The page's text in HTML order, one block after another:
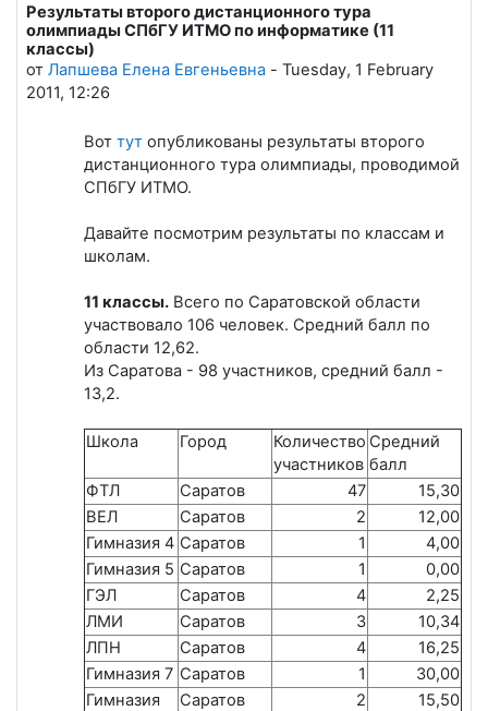
Результаты второго дистанционного тура
олимпиады СПбГУ ИТМО по информатике (11
классы)
от Лапшева Елена Евгеньевна - Tuesday, 1 February
2011, 12:26
Количество ответов: 0
Вот тут опубликованы результаты второго
дистанционного тура олимпиады, проводимой
СПбГУ ИТМО.
Давайте посмотрим результаты по классам и
школам.
11 классы. Всего по Саратовской области
участвовало 106 человек. Средний балл по
области 12,62.
Из Саратова - 98 участников, средний балл -
13,2.
Школа Город
Количество
участников
Средний
балл
ФТЛ
Саратов 47
15,30
ВЕЛ
Саратов 2
12,00
Гимназия 4 Саратов 1
4,00
Гимназия 5 Саратов 1
0,00
ГЭЛ
Саратов 4
2,25
ЛМИ
Саратов 3
10,34
ЛПН
Саратов 4
16,25
Гимназия 7 Саратов 1
30,00
Гимназия
Саратов 2 15,50